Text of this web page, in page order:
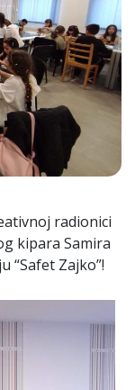
radionici
kipara Samira
“Safet Zajko”!